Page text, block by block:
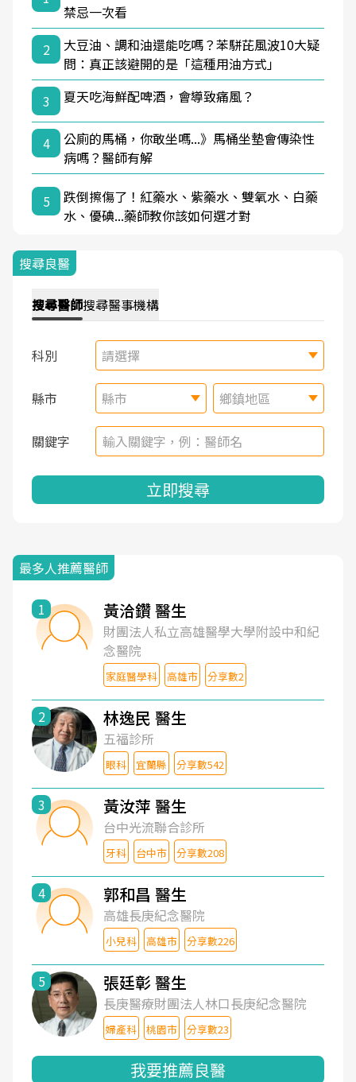
禁忌一次看
2
大豆油、調和油還能吃嗎？苯駢芘風波10大疑
問：真正該避開的是「這種用油方式」
3
夏天吃海鮮配啤酒，會導致痛風？
4
公廁的馬桶，你敢坐嗎...》馬桶坐墊會傳染性
病嗎？醫師有解
5
跌倒擦傷了！紅藥水、紫藥水、雙氧水、白藥
水、優碘...藥師教你該如何選才對
搜尋良醫
搜尋醫師搜尋醫事機構
科別 請選擇
縣市 縣市 鄉鎮地區
關鍵字
立即搜尋
最多人推薦醫師
1 黃洽鑽 醫生
財團法人私立高雄醫學大學附設中和紀
念醫院
家庭醫學科 高雄市 分享數2
2 林逸民 醫生
五福診所
眼科 宜蘭縣 分享數542
3 黃汝萍 醫生
台中光流聯合診所
牙科 台中市 分享數208
4 郭和昌 醫生
高雄長庚紀念醫院
小兒科 高雄市 分享數226
5 張廷彰 醫生
長庚醫療財團法人林口長庚紀念醫院
婦產科 桃園市 分享數23
我要推薦良醫